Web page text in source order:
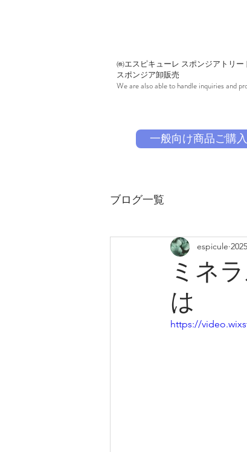
㈱エスピキューレ スポンジアトリー
スポンジア卸販売
We are also able to handle inquiries and
一般向け商品ご購入
ブログ一覧
ミネ
は
espicule
https://